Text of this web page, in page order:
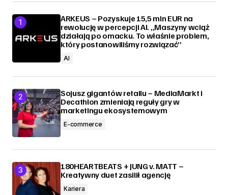
ARKEUS – Pozyskuje 15,5 mln EUR na
rewolucję w percepcji AI. „Maszyny wciąż
działają po omacku. To właśnie problem,
który postanowiliśmy rozwiązać”
AI
Sojusz gigantów retailu – MediaMarkt i
Decathlon zmieniają reguły gry w
marketingu ekosystemowym
E-commerce
180HEARTBEATS + JUNG v. MATT –
Kreatywny duet zasilił agencję
Kariera